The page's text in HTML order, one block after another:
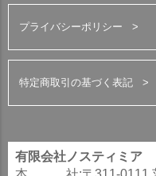
プライバシーポリシー
特定商取引の基づく表記
有限会社ノスティミア